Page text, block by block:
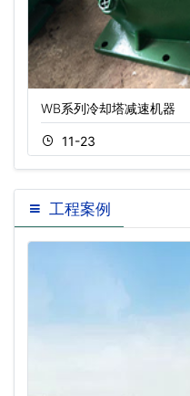
WB系列冷却塔减速机器
11-23
工程案例